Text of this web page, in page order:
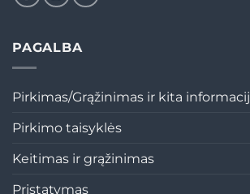
PAGALBA
Pirkimas/Grąžinimas ir kita
Pirkimo taisyklės
Keitimas ir grąžinimas
Pristatymas